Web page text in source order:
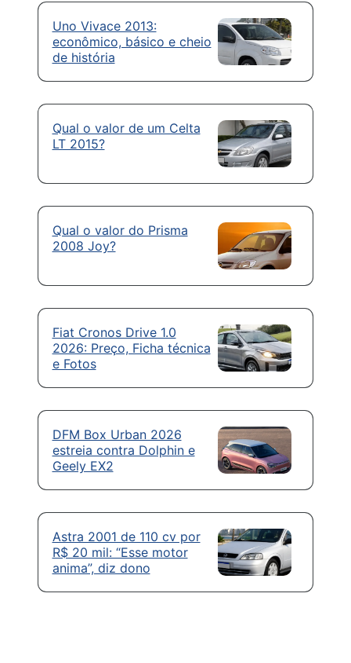
Uno Vivace 2013:
econômico, básico e cheio
de história
Qual o valor de um Celta
LT 2015?
Qual o valor do Prisma
2008 Joy?
Fiat Cronos Drive 1.0
2026: Preço, Ficha técnica
e Fotos
DFM Box Urban 2026
estreia contra Dolphin e
Geely EX2
Astra 2001 de 110 cv por
R$ 20 mil: “Esse motor
anima”, diz dono